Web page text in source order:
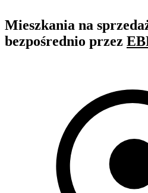
Mieszkania na
bezpośrednio przez